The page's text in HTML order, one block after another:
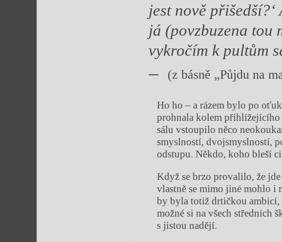
jest nově
já (povzbuzena tou
vykročím k pultům
(z básně „Půjdu na
Ho ho – a rázem bylo po
prohnala kolem přihlížejícího
sálu vstoupilo něco
smyslností, dvojsmyslností,
odstupu. Někdo, koho bleší
Když se brzo provalilo, že
vlastně se mimo jiné mohlo i
by byla totiž drtičkou ambicí,
možné si na všech středních
s jistou nadějí.